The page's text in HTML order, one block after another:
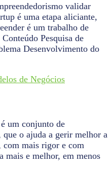
validar
é uma etapa aliciante,
é um trabalho de
Pesquisa de
Desenvolvimento do
de Negócios
um conjunto de
que o ajuda a gerir melhor a
com mais rigor e com
mais e melhor, em menos